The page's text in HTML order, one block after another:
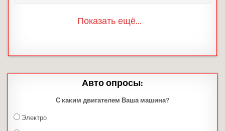
Показать ещё...
Авто опросы:
С каким двигателем Ваша машина?
Электро